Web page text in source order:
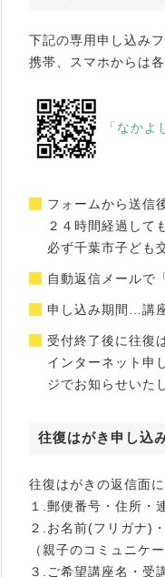
下記の専用申し込み
携帯、スマホからは
「なか
フォームから送信
２４時間経過して
必ず千葉市子ども
自動返信メールで
申し込み期間…講
受付終了後に往復
インターネット申
ジでお知らせいた
往復はがき申し込
往復はがきの返信面
１.郵便番号・住所・
２.お名前(フリガナ)
（親子のコミュニケ
３.ご希望講座名・受